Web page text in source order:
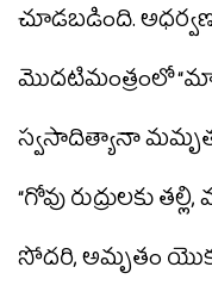
చూడబడింది.
మొదటిమంత్రంలో
స్వసాదిత్యానా మమృత
“గోవు రుద్రులకు
సోదరి, అమృతం